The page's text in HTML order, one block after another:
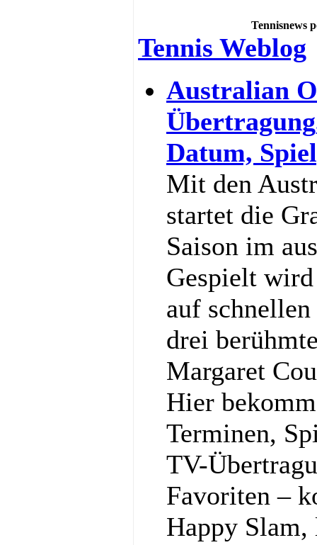
Tennisnews
Tennis Weblog
Australian
Datum,
Mit den
startet die
Saison im
Gespielt
auf
drei
Margaret
Hier
Terminen,
TV-
Favoriten –
Happy Slam,